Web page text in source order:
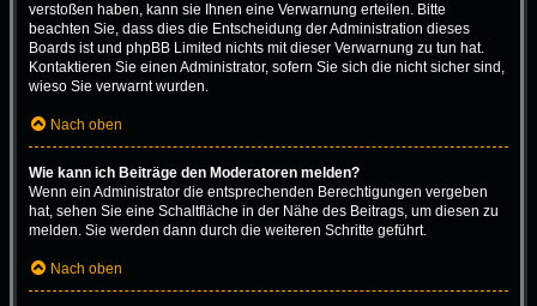
verstoßen haben, kann sie Ihnen eine Verwarnung erteilen. Bitte
beachten Sie, dass dies die Entscheidung der Administration dieses
Boards ist und phpBB Limited nichts mit dieser Verwarnung zu tun hat.
Kontaktieren Sie einen Administrator, sofern Sie sich die nicht sicher sind,
wieso Sie verwarnt wurden.
Nach oben
Wie kann ich Beiträge den Moderatoren melden?
Wenn ein Administrator die entsprechenden Berechtigungen vergeben
hat, sehen Sie eine Schaltfläche in der Nähe des Beitrags, um diesen zu
melden. Sie werden dann durch die weiteren Schritte geführt.
Nach oben